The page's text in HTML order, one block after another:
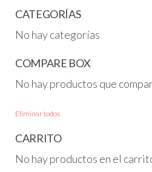
CATEGORÍAS
No hay categorías
COMPARE BOX
No hay productos que
Eliminar todos
CARRITO
No hay productos en el